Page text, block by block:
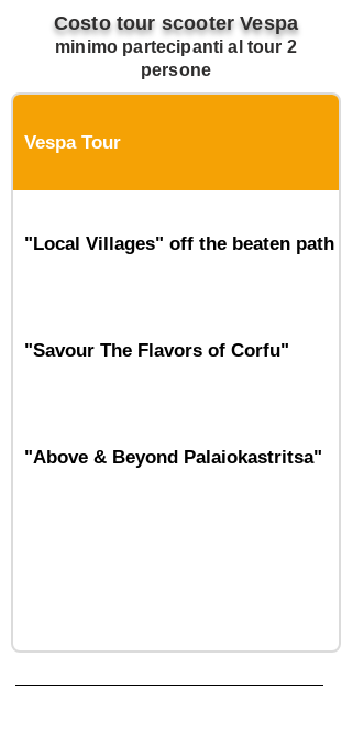
Costo tour scooter Vespa
minimo partecipanti al tour 2
persone
Vespa Tour
"Local Villages" off the beaten path
"Savour The Flavors of Corfu"
"Above & Beyond Palaiokastritsa"